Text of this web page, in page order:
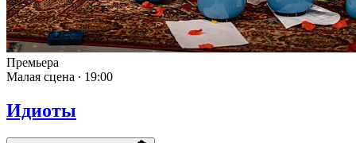
Премьера
Малая сцена ∙ 19:00
Идиоты